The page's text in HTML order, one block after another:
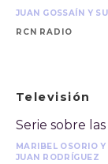
JUAN GOSSAÍN Y
RCN RADIO
Televisión
Serie sobre
MARIBEL OSORIO
JUAN RODRÍGUEZ